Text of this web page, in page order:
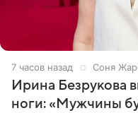
7 часов назад Соня
Ирина Безрукова
ноги: «Мужчины